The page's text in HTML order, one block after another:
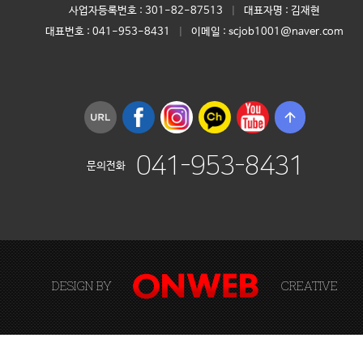
사업자등록번호 : 301-82-87513 대표자명 : 김재현
대표번호 : 041-953-8431 이메일 : scjob1001@naver.com
arrow_upward
문의전화 041-953-8431
DESIGN BY CREATIVE